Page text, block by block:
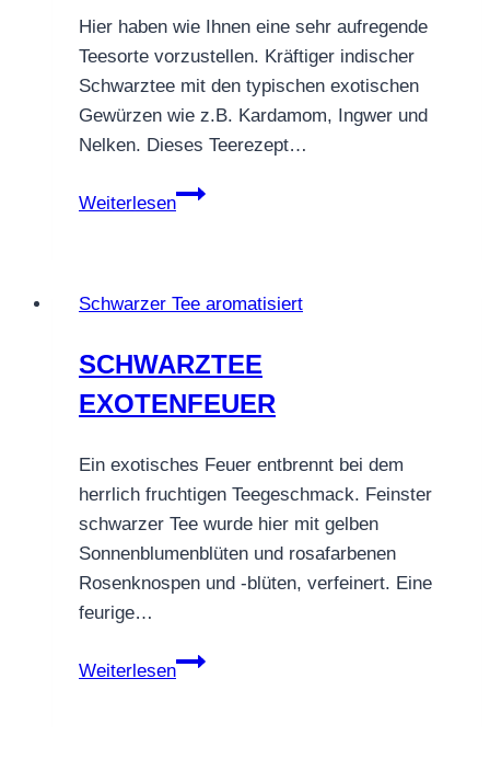
Hier haben wie Ihnen eine sehr aufregende
Teesorte vorzustellen. Kräftiger indischer
Schwarztee mit den typischen exotischen
Gewürzen wie z.B. Kardamom, Ingwer und
Nelken. Dieses Teerezept…
Weiterlesen
CHAI
Schwarzer Tee aromatisiert
SCHWARZTEE
EXOTENFEUER
Ein exotisches Feuer entbrennt bei dem
herrlich fruchtigen Teegeschmack. Feinster
schwarzer Tee wurde hier mit gelben
Sonnenblumenblüten und rosafarbenen
Rosenknospen und -blüten, verfeinert. Eine
feurige…
Weiterlesen
SCHWARZTEE